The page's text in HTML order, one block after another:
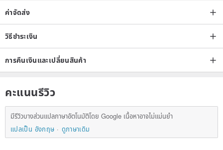
ค่าจัดส่ง
วิธีชำระเงิน
การคืนเงินและเปลี่ยนสินค้า
คะแนนรีวิว
มีรีวิวบางส่วนแปลภาษาอัตโนมัติโดย Google เนื้อหาอาจไม่แม่นยำ
แปลเป็น อังกฤษ
ดูภาษาเดิม